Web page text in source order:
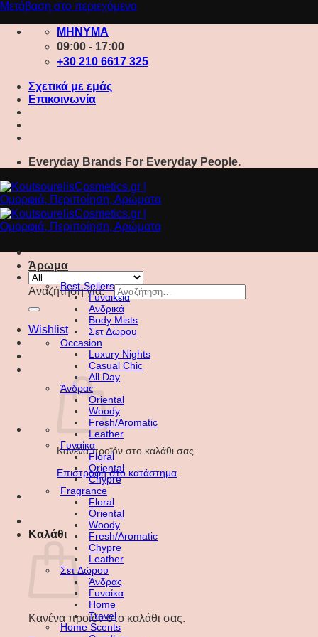
Μετάβαση στο περιεχόμενο
ΜΗΝΥΜΑ
09:00 - 17:00
+30 210 6617 325
Σχετικά με εμάς
Επικοινωνία
Everyday Brands For Everyday People.
Αναζήτηση για:
Wishlist
Κανένα προϊόν στο καλάθι σας.
Επιστροφή στο κατάστημα
Καλάθι
Κανένα προϊόν στο καλάθι σας.
Άρωμα
Best-Sellers
Γυναικεία
Ανδρικά
Body Mists
Σετ Δώρου
Occasion
Luxury Nights
Casual Chic
All Day
Άνδρας
Oriental
Woody
Fresh/Aromatic
Leather
Γυναίκα
Floral
Oriental
Chypre
Fragrance
Floral
Oriental
Woody
Fresh/Aromatic
Chypre
Leather
Σετ Δώρου
Άνδρας
Γυναίκα
Home
Travel
Home Scents